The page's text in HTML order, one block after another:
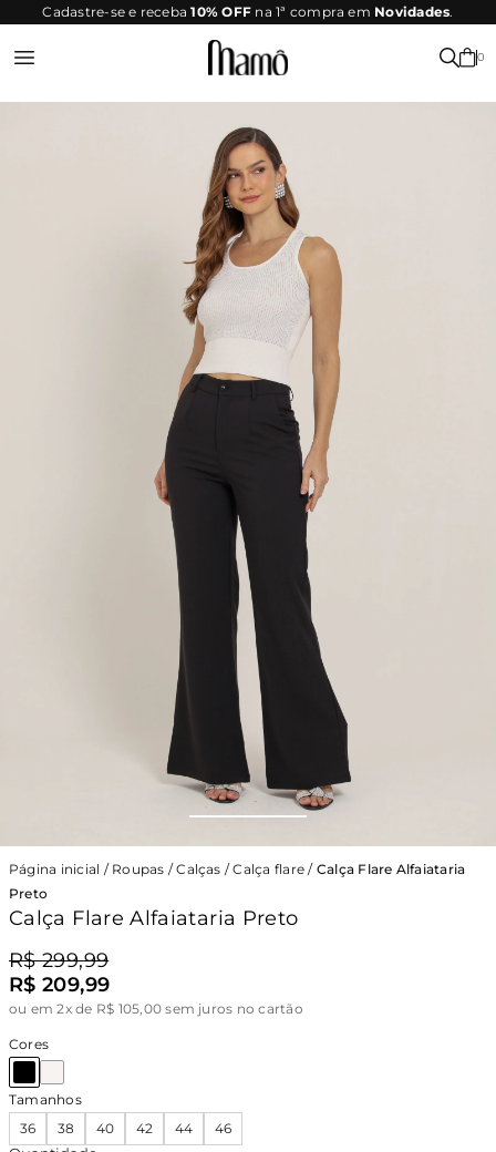
SITE
SEGURO
Cadastre-se e receba10% OFF na 1ª compra em Novidades.
0
Página inicial / Roupas /Calças /Calça flare / Calça Flare Alfaiataria
Preto
Calça Flare Alfaiataria Preto
R$ 299,99
R$ 209,99
ou em 2x de R$ 105,00 sem juros no cartão
Cores
Tamanhos
36
38 40 42 44 46